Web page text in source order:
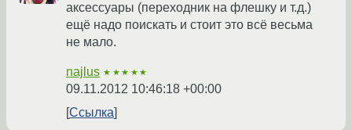
аксессуары (переходник на флешку и т.д.)
ещё надо поискать и стоит это всё весьма
не мало.
najlus ★★★★★
09.11.2012 10:46:18 +00:00
Ссылка